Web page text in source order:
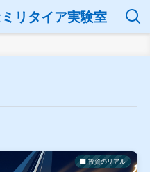
リタイア実験室
投資のリアル